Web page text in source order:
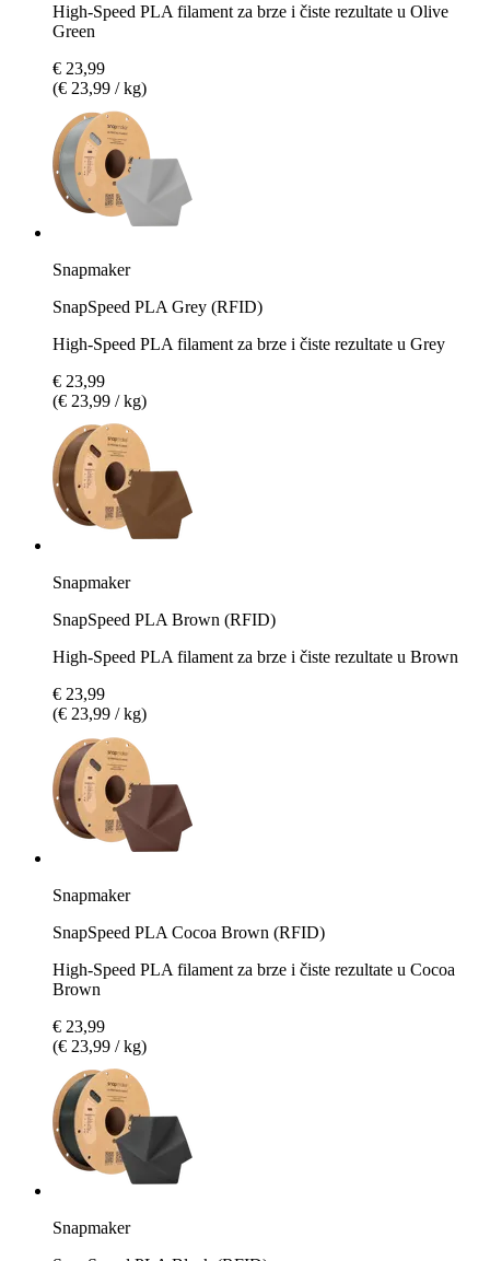
High-Speed PLA filament za brze i čiste rezultate u Olive
Green
€ 23,99
(€ 23,99 / kg)
Snapmaker
SnapSpeed PLA Grey (RFID)
High-Speed PLA filament za brze i čiste rezultate u Grey
€ 23,99
(€ 23,99 / kg)
Snapmaker
SnapSpeed PLA Brown (RFID)
High-Speed PLA filament za brze i čiste rezultate u Brown
€ 23,99
(€ 23,99 / kg)
Snapmaker
SnapSpeed PLA Cocoa Brown (RFID)
High-Speed PLA filament za brze i čiste rezultate u Cocoa
Brown
€ 23,99
(€ 23,99 / kg)
Snapmaker